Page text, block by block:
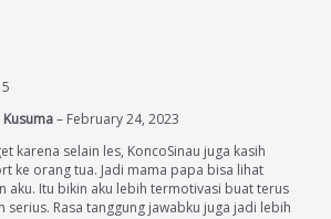
– February 24, 2023
karena selain les, KoncoSinau juga kasih
ke orang tua. Jadi mama papa bisa lihat
aku. Itu bikin aku lebih termotivasi buat terus
serius. Rasa tanggung jawabku juga jadi lebih